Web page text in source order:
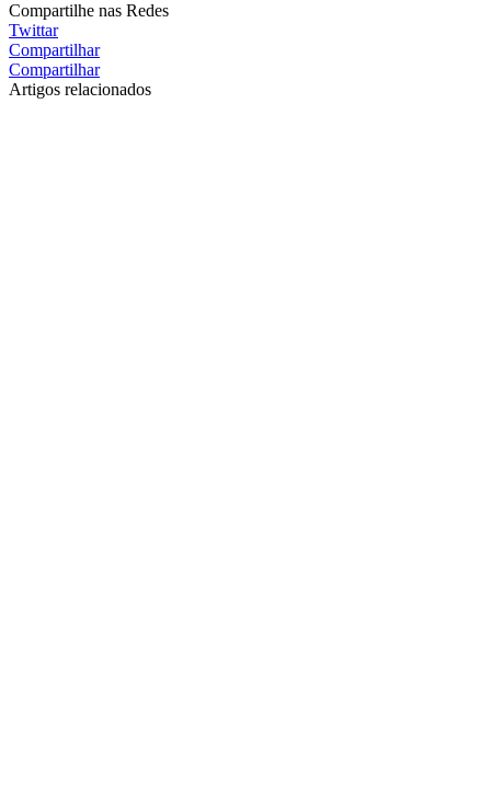
Compartilhe nas Redes
Twittar
Compartilhar
Compartilhar
Artigos relacionados